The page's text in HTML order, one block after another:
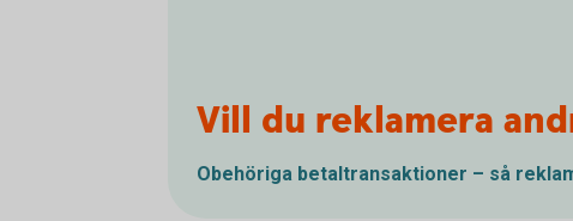
Vill du reklamera
Obehöriga betaltransaktioner – så